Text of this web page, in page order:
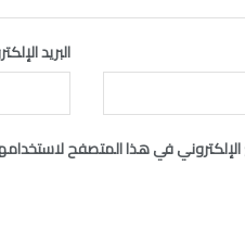
البريد
في هذا المتصفح